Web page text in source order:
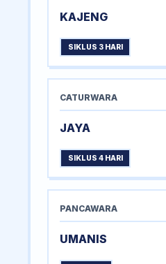
KAJENG
SIKLUS 3 HARI
CATURWARA
JAYA
SIKLUS 4 HARI
PANCAWARA
UMANIS